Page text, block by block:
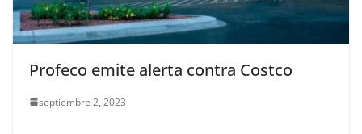
Profeco emite alerta contra Costco
septiembre 2, 2023